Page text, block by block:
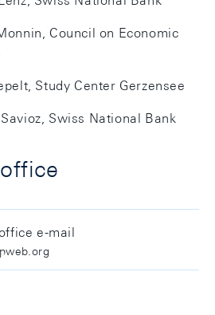
Council on Economic
Study Center Gerzensee
Swiss National Bank
e-mail